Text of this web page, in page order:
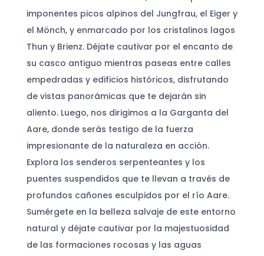
imponentes picos alpinos del Jungfrau, el Eiger y
el Mönch, y enmarcado por los cristalinos lagos
Thun y Brienz. Déjate cautivar por el encanto de
su casco antiguo mientras paseas entre calles
empedradas y edificios históricos, disfrutando
de vistas panorámicas que te dejarán sin
aliento. Luego, nos dirigimos a la Garganta del
Aare, donde serás testigo de la fuerza
impresionante de la naturaleza en acción.
Explora los senderos serpenteantes y los
puentes suspendidos que te llevan a través de
profundos cañones esculpidos por el río Aare.
Sumérgete en la belleza salvaje de este entorno
natural y déjate cautivar por la majestuosidad
de las formaciones rocosas y las aguas